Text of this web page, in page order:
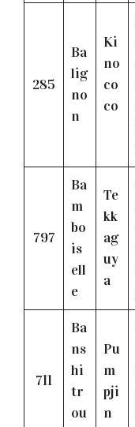
285
Ba
lig
no
n
Ki
no
co
co
797
Ba
m
bo
is
ell
e
Te
kk
ag
uy
a
711
Ba
ns
hi
tr
ou
Pu
m
pji
n